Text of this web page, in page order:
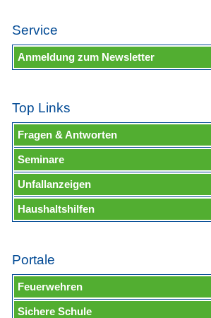
Service
Anmeldung zum Newsletter
Top Links
Fragen & Antworten
Seminare
Unfallanzeigen
Haushaltshilfen
Portale
Feuerwehren
Sichere Schule